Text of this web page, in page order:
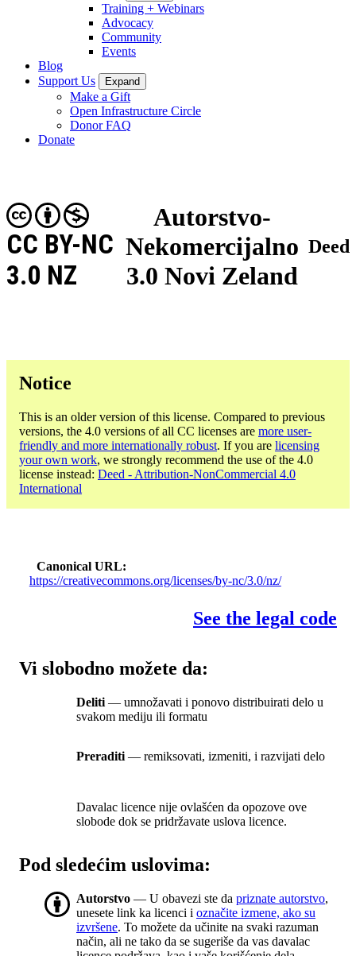
Training + Webinars
Advocacy
Community
Events
Blog
Support Us
Expand
Make a Gift
Open Infrastructure Circle
Donor FAQ
Donate
Autorstvo-
Nekomercijalno
3.0 Novi Zeland
CC BY-NC
3.0 NZ
Deed
Notice
This is an older version of this license. Compared to previous
versions, the 4.0 versions of all CC licenses are more user-
friendly and more internationally robust. If you are licensing
your own work, we strongly recommend the use of the 4.0
license instead: Deed - Attribution-NonCommercial 4.0
International
Canonical URL
https://creativecommons.org/licenses/by-nc/3.0/nz/
See the legal code
Vi slobodno možete da:
Deliti — umnožavati i ponovo distribuirati delo u
svakom mediju ili formatu
Preraditi — remiksovati, izmeniti, i razvijati delo
Davalac licence nije ovlašćen da opozove ove
slobode dok se pridržavate uslova licence.
Pod sledećim uslovima:
Autorstvo — U obavezi ste da priznate autorstvo,
unesete link ka licenci i označite izmene, ako su
izvršene. To možete da učinite na svaki razuman
način, ali ne tako da se sugeriše da vas davalac